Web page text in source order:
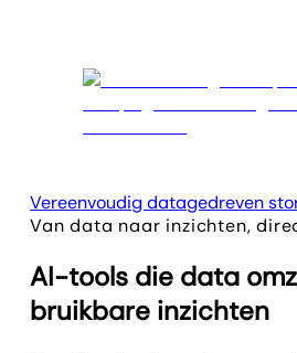
Vereenvoudig datagedreven
Van data naar inzichten,
AI-tools die data
bruikbare inzichten